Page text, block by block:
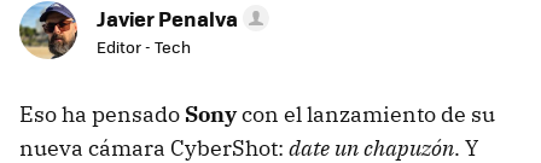
Javier Penalva
Editor - Tech
Eso ha pensado Sonycon el lanzamiento de su
nueva cámara CyberShot: date un chapuzón. Y